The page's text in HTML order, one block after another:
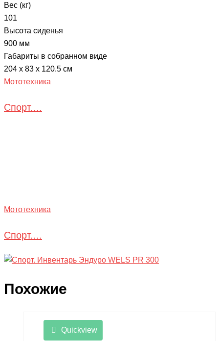
Вес (кг)
101
Высота сиденья
900 мм
Габариты в собранном виде
204 х 83 х 120.5 cм
Мототехника
Спорт....
Мототехника
Спорт....
Похожие
Quickview